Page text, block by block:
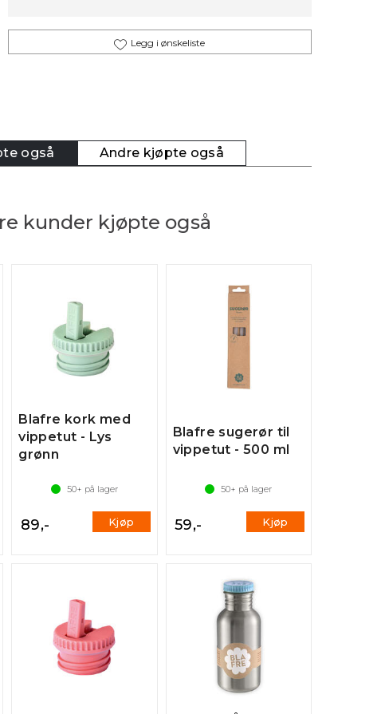
Legg i ønskeliste
også Andre kjøpte også
kunder kjøpte også
Blafre kork med
vippetut - Lys
grønn
50+ på lager
89,- Kjøp
Blafre sugerør til
vippetut - 500 ml
50+ på lager
59,- Kjøp